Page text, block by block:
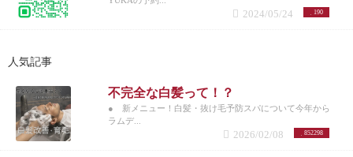
190
2024/05/24
人気記事
不完全な白髪って！？
● 新メニュー！白髪・抜け毛予防スパについて今年から
ラムデ...
852298
2026/02/08